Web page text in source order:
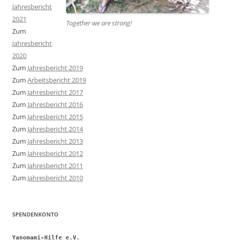
Together we are strong!
Jahresbericht
2021
Zum
Jahresbericht
2020
Zum Jahresbericht 2019
Zum Arbeitsbericht 2019
Zum Jahresbericht 2017
Zum Jahresbericht 2016
Zum Jahresbericht 2015
Zum Jahresbericht 2014
Zum Jahresbericht 2013
Zum Jahresbericht 2012
Zum Jahresbericht 2011
Zum Jahresbericht 2010
SPENDENKONTO
Yanomami-Hilfe e.V.